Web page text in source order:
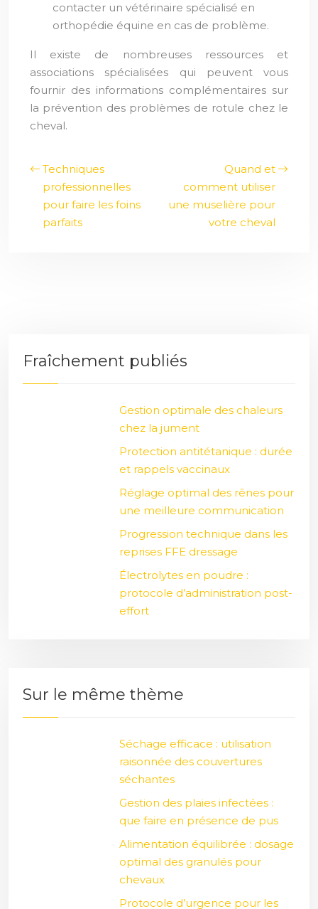
contacter un vétérinaire spécialisé en
orthopédie équine en cas de problème.
Il existe de nombreuses ressources et
associations spécialisées qui peuvent vous
fournir des informations complémentaires sur
la prévention des problèmes de rotule chez le
cheval.
Techniques
professionnelles
pour faire les foins
parfaits
Quand et
comment utiliser
une muselière pour
votre cheval
Fraîchement publiés
Gestion optimale des chaleurs
chez la jument
Protection antitétanique : durée
et rappels vaccinaux
Réglage optimal des rênes pour
une meilleure communication
Progression technique dans les
reprises FFE dressage
Électrolytes en poudre :
protocole d’administration post-
effort
Sur le même thème
Séchage efficace : utilisation
raisonnée des couvertures
séchantes
Gestion des plaies infectées :
que faire en présence de pus
Alimentation équilibrée : dosage
optimal des granulés pour
chevaux
Protocole d’urgence pour les